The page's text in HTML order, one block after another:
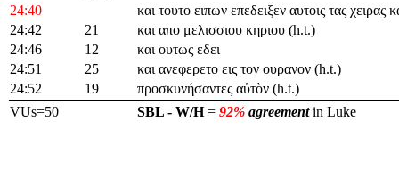
24:40
και τουτο ειπων επεδειξεν αυτοις τας χειρας
24:42
21
και απο μελισσιου κηριου (h.t.)
24:46
12
και ουτως εδει
24:51
25
και ανεφερετο εις τον ουρανον (h.t.)
24:52
19
προσκυνήσαντες αὐτὸν (h.t.)
VUs=50
SBL - W/H= 92% agreementin Luke